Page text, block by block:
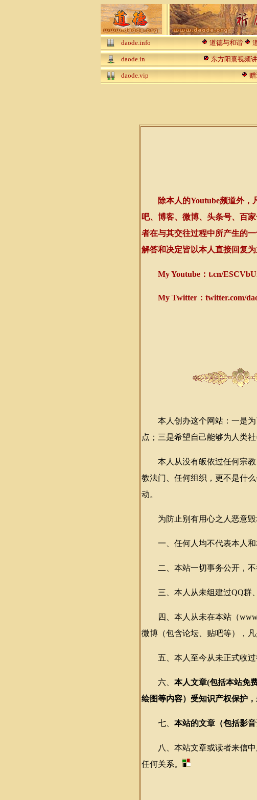
daode.info
道德与和谐
daode.in 东方阳熹视频
daode.vip
除本人的Youtube频道外，
吧、博客、微博、头条号、百
者在与其交往过程中所产生的
解答和决定皆以本人直接回复为
My Youtube： t.cn/
My Twitter： twitter.com/
本人创办这个网站：一是为
点；三是希望自己能够为人类
本人从没有皈依过任何宗教
教法门、任何组织，更不是什
动。
为防止别有用心之人恶意毁
一、任何人均不代表本人和
二、本站一切事务公开，不
三、本人从未组建过QQ群、
四、本人从未在本站（
微博（包含论坛、贴吧等），
五、本人至今从未正式收过
六、 本人文章(包括本站免
绘图等内容）受知识产权保护
七、 本站的文章（包括影
八、本站文章或读者来信中
任何关系。